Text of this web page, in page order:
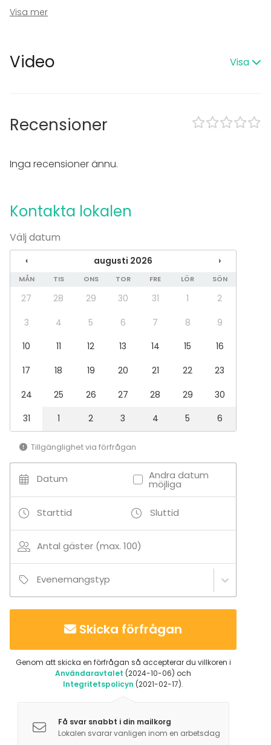
Rekreation
Lokal
Visa mer
Video Visa
Recensioner
Inga recensioner ännu.
Kontakta lokalen
Välj datum
‹ augusti 2026 ›
MÅN TIS ONS TOR FRE LÖR SÖN
27 28 29 30 31 1
2
3
4 5 6 7 8
9
10
11 12 13 14 15
16
17
18 19 20 21 22
23
24
25 26 27 28 29
30
31
1 2 3 4 5 6
Tillgänglighet via förfrågan
Datum Andra datum
möjliga
Starttid Sluttid
Antal gäster (max. 100)
Evenemangstyp
Skicka förfrågan
Genom att skicka en förfrågan så accepterar du villkoren i
Användaravtalet (2024-10-06) och
Integritetspolicyn (2021-02-17).
Få svar snabbt i din mailkorg
Lokalen svarar vanligen inom en arbetsdag